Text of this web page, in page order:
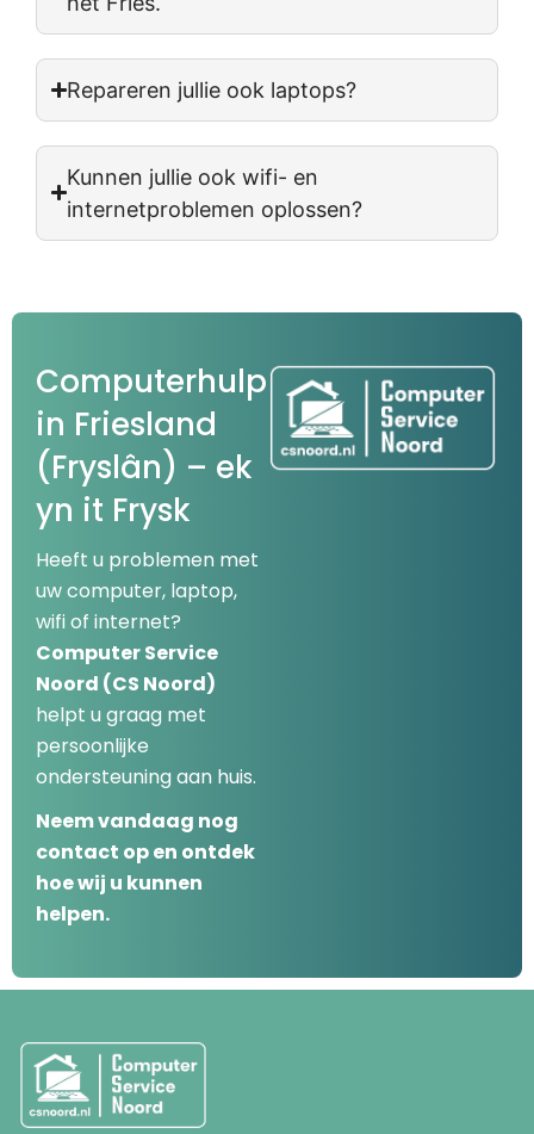
Repareren jullie ook laptops?
Kunnen jullie ook wifi- en
internetproblemen oplossen?
Computerhulp
in Friesland
(Fryslân) – ek
yn it Frysk
Heeft u problemen met
uw computer, laptop,
wifi of internet?
Computer Service
Noord (CS Noord)
helpt u graag met
persoonlijke
ondersteuning aan huis.
Neem vandaag nog
contact op en ontdek
hoe wij u kunnen
helpen.